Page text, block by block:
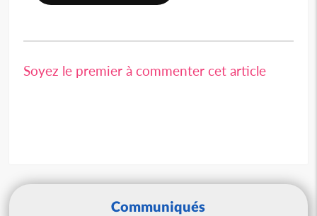
Soyez le premier à commenter cet article
Communiqués